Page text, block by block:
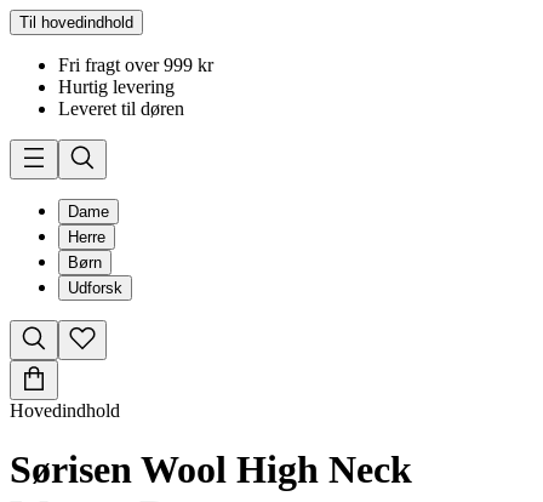
Til hovedindhold
Fri fragt over 999 kr
Hurtig levering
Leveret til døren
Dame
Herre
Børn
Udforsk
Hovedindhold
Sørisen Wool High Neck